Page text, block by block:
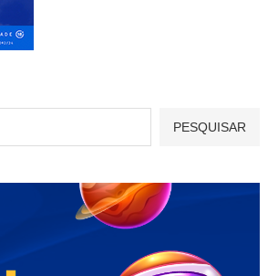
PESQUISAR